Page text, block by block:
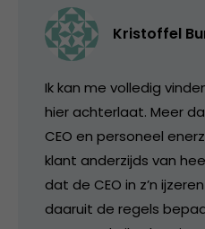
Kristoffel
Ik kan me volledig
hier achterlaat. Meer
CEO en personeel
klant anderzijds van
dat de CEO in z’n
daaruit de regels